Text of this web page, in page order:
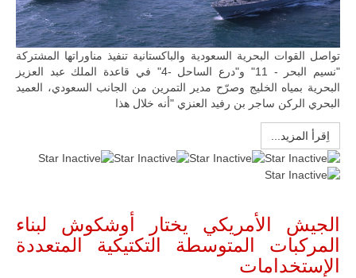
في خطوة
تُوصف بأنها
اختبار عملي
جديد لإمكانية
تقريب
المسافات بين
المؤسستين
العسكريتين في
حضور دولي
تقوده الولايات
منقسمة منذ…
للمزيد
تواصل القوات البحرية السعودية والباكستانية تنفيذ مناوراتها المشتركة
"نسيم البحر - 11" و"درع الساحل -4" في قاعدة الملك عبد العزيز
البحرية بمياه الخليج وصرّح مدير التمرين من الجانب السعودي، العميد
البحري الركن ساجر بن رفيد العنزي "أنه خلال هذا
اِقرأ المزيد...
الجيش الأمريكي يختار أوشكوش لبناء
المركبات المتوسطة التكتيكية المتعددة
الإستخدامات